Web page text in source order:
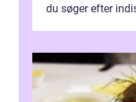
du søger efter